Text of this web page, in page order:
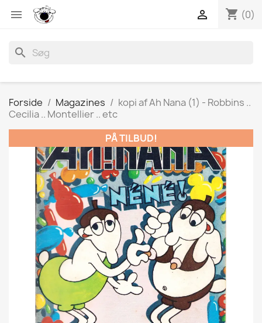
 shopping_cart (0)

search
Forside Magazines
kopi af Ah Nana (1) - Robbins ..
Cecilia .. Montellier .. etc
PÅ TILBUD!